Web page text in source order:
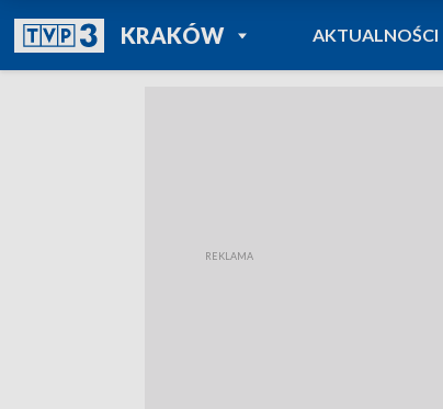
KRAKÓWPOWRÓT DO
TVP REGIONY
AKTUALNOŚCI